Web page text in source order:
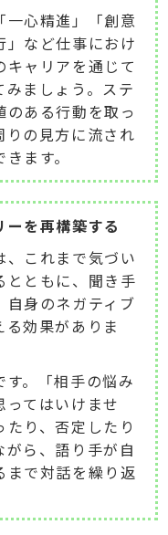
一心精進」「創意
など仕事におけ
キャリアを通じて
ましょう。ステ
のある行動を取っ
りの見方に流され
ます。
を再構築する
、これまで気づい
とともに、聞き手
自身のネガティブ
効果がありま
。「相手の悩み
てはいけませ
り、否定したり
ら、語り手が自
まで対話を繰り返